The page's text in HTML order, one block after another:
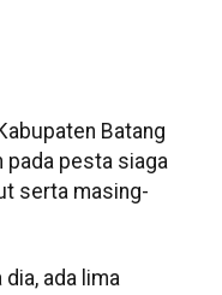
Batang
pada pesta siaga
serta masing-
ada lima